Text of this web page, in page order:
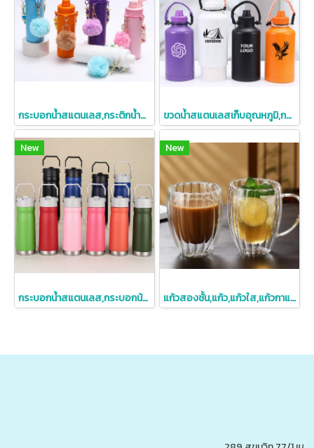
กระบอกน้ำสแตนเลส,กระติกน้ำสแตนเลส,กระบอกน้ำสแตนเลสเก็บอุณหภูมิ,304,550ml ขวดน้ำสแตนเลสเก็บอุณหภูมิ,กระติกน้ำสแตนเลส,64oz
New
กระบอกน้ำสแตนเลส,กระบอกน้าสแตนเลสหูหิ้ว,650oz
New
แก้วสองชั้น,แก้ว,แก้วใส,แก้วกาแฟ,แก้วกาแฟสองชั้น250ml,350ml,450ml